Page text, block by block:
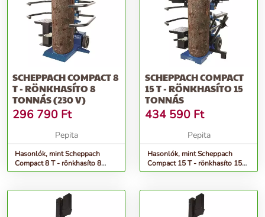
SCHEPPACH COMPACT 8
T - RÖNKHASÍTO 8
TONNÁS (230 V)
296 790 Ft
Pepita
Hasonlók, mint Scheppach
Compact 8 T - rönkhasíto 8
tonnás (230 V)
SCHEPPACH COMPACT
15 T - RÖNKHASÍTO 15
TONNÁS
434 590 Ft
Pepita
Hasonlók, mint Scheppach
Compact 15 T - rönkhasíto 15
tonnás